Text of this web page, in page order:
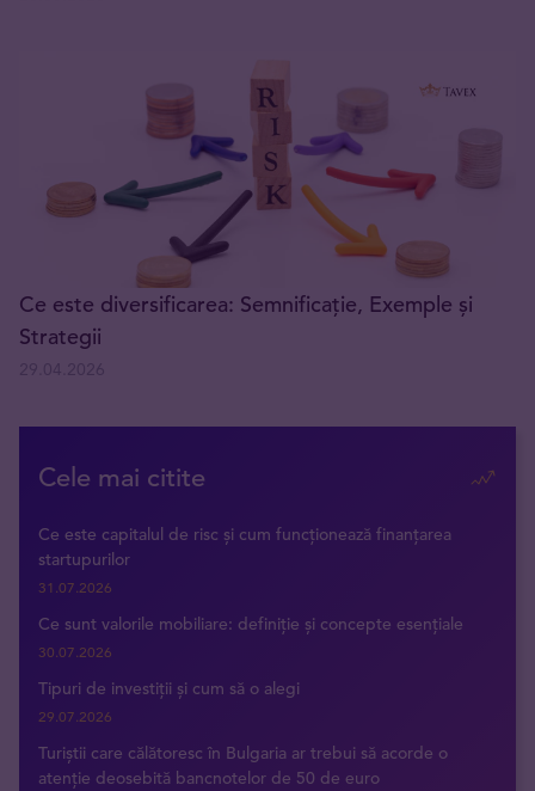
Ce este diversificarea: Semnificație, Exemple și
Strategii
Cele mai citite
Ce este capitalul de risc și cum funcționează finanțarea
startupurilor
31.07.2026
Ce sunt valorile mobiliare: definiție și concepte esențiale
30.07.2026
Tipuri de investiții și cum să o alegi
29.07.2026
Turiștii care călătoresc în Bulgaria ar trebui să acorde o
atenție deosebită bancnotelor de 50 de euro